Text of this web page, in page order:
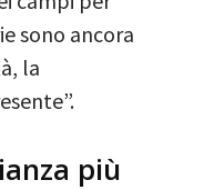
sono ancora
la
più